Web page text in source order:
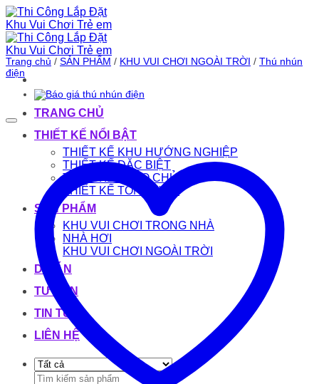
Bỏ
qua
nội
dung
TRANG CHỦ
THIẾT KẾ NỔI BẬT
THIẾT KẾ KHU HƯỚNG NGHIỆP
THIẾT KẾ ĐẶC BIỆT
THIẾT KẾ THEO CHỦ ĐỀ
THIẾT KẾ TỔNG HỢP
SẢN PHẨM
KHU VUI CHƠI TRONG NHÀ
NHÀ HƠI
KHU VUI CHƠI NGOÀI TRỜI
DỰ ÁN
TƯ VẤN
TIN TỨC
LIÊN HỆ
Tìm
Trang chủ / SẢN PHẨM / KHU VUI CHƠI NGOÀI TRỜI / Thú nhún
điện